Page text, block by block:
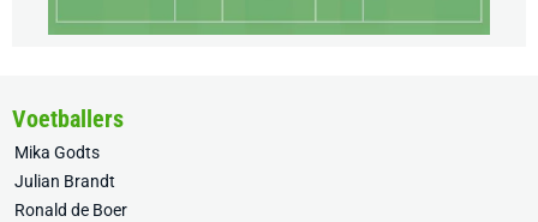
Voetballers
Mika Godts
Julian Brandt
Ronald de Boer